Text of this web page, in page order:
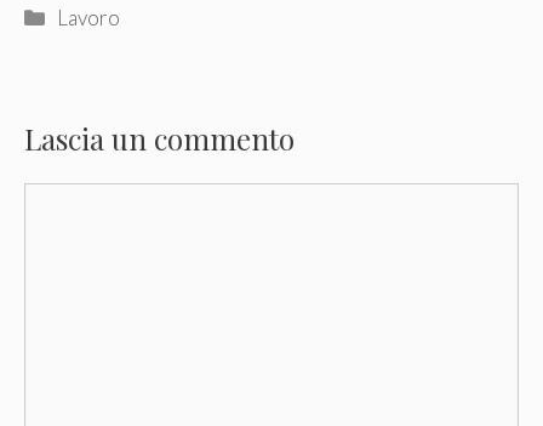
Categorie
Lavoro
Lascia un commento